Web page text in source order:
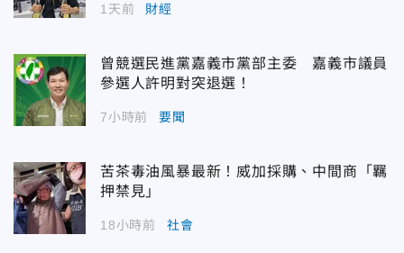
1天前 財經
曾競選民進黨嘉義市黨部主委 嘉義市議員
參選人許明對突退選！
7小時前 要聞
苦茶毒油風暴最新！威加採購、中間商「羈
押禁見」
18小時前 社會